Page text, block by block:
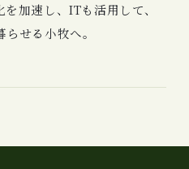
加速し、ITも活用して、
せる小牧へ。